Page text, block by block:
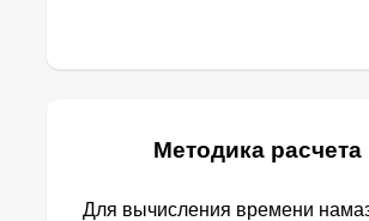
Методика
Для вычисления времени